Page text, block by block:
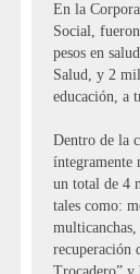
En la
Social,
pesos en
Salud, y 2
educación, a
Dentro de la
íntegramente
un total de 4
tales como:
multicanchas,
recuperación